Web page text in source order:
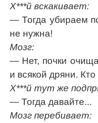
Х***й вскакивает:
— Тогда убираем
не нужна!
Мозг:
— Нет, почки
и всякой дряни.
Х***й тут же
— Тогда давайте...
Мозг перебивает: